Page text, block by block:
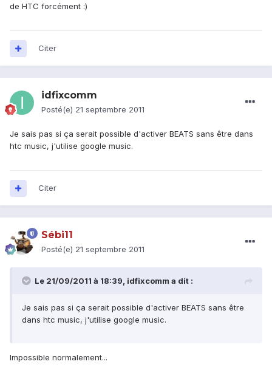
de HTC forcément :)
Citer
idfixcomm
Posté(e) 21 septembre 2011
Je sais pas si ça serait possible d'activer BEATS sans être dans
htc music, j'utilise google music.
Citer
Sébi11
Posté(e) 21 septembre 2011
Le 21/09/2011 à 18:39, idfixcomm a dit :
Je sais pas si ça serait possible d'activer BEATS sans être
dans htc music, j'utilise google music.
Impossible normalement...